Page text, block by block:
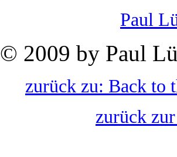
Paul
© 2009 by Paul
zurück zu: Back to
zurück